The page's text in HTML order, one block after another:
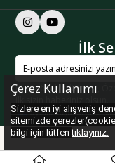
İlk
Kişiye özel indirimler,
Üyelik koşullarınıve
Çerez Kullanımı
Sizlere en iyi alışveriş
sitemizde
bilgi için lütfentıklayınız.